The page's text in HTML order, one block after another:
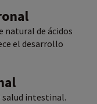
natural de ácidos
el desarrollo
salud intestinal.